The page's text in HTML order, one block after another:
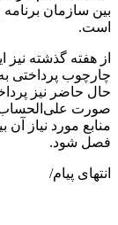
بین سازمان
است.
از هفته گذشته
چارچوب پرداختی
حال حاضر نیز
صورت علی‌الحساب
منابع مورد نیاز
فصل شود.
انتهای پیام/